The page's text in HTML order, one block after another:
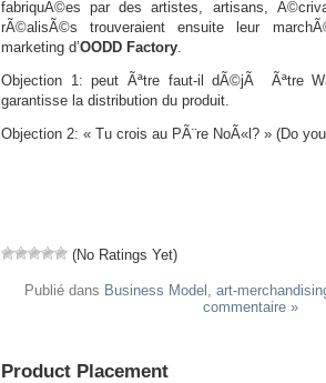
fabriquÃ©es par des artistes, artisans,
rÃ©alisÃ©s trouveraient ensuite leur
marketing d’OODD Factory.
Objection 1: peut Ãªtre faut-il dÃ©jÃ Ãªtre
garantisse la distribution du produit.
Objection 2: « Tu crois au PÃ¨re NoÃ«l? » (Do
(No Ratings Yet)
Publié dans Business Model , art-
commentaire »
Product Placement